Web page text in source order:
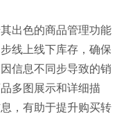
出色的商品管理功能
线上线下库存，确保
信息不同步导致的销
多图展示和详细描
，有助于提升购买转